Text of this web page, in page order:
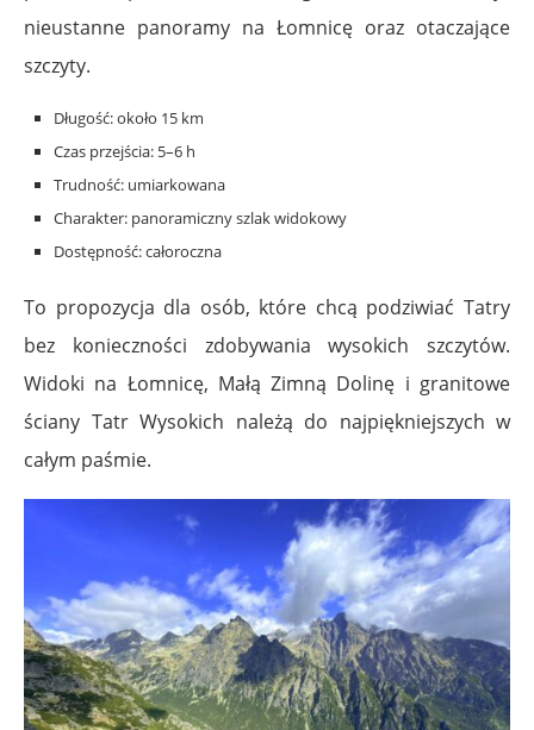
nieustanne panoramy na Łomnicę oraz otaczające
szczyty.
Długość: około 15 km
Czas przejścia: 5–6 h
Trudność: umiarkowana
Charakter: panoramiczny szlak widokowy
Dostępność: całoroczna
To propozycja dla osób, które chcą podziwiać Tatry
bez konieczności zdobywania wysokich szczytów.
Widoki na Łomnicę, Małą Zimną Dolinę i granitowe
ściany Tatr Wysokich należą do najpiękniejszych w
całym paśmie.